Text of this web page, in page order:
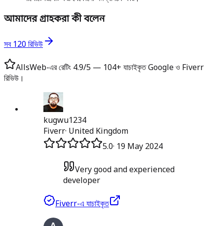
আমাদের গ্রাহকরা কী বলেন
সব 120 রিভিউ
AllsWeb-এর রেটিং 4.9/5 — 104+ যাচাইকৃত Google ও Fiverr
রিভিউ।
kugwu1234
Fiverr· United Kingdom
5.0· 19 May 2024
Very good and experienced
developer
Fiverr-এ যাচাইকৃত